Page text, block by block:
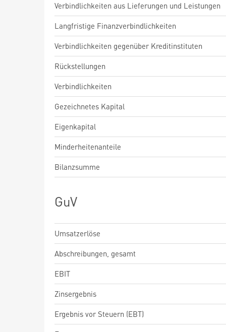
Verbindlichkeiten aus Lieferungen und Leistungen
Langfristige Finanzverbindlichkeiten
Verbindlichkeiten gegenüber Kreditinstituten
Rückstellungen
Verbindlichkeiten
Gezeichnetes Kapital
Eigenkapital
Minderheitenanteile
Bilanzsumme
GuV
Umsatzerlöse
Abschreibungen, gesamt
EBIT
Zinsergebnis
Ergebnis vor Steuern (EBT)